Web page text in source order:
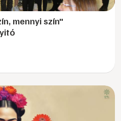
mennyi szín"